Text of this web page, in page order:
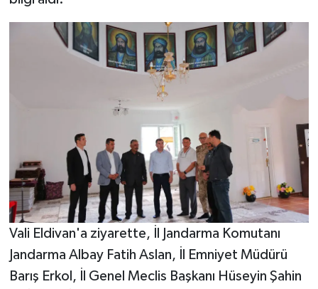
Vali Eldivan'a ziyarette, İl Jandarma Komutanı
Jandarma Albay Fatih Aslan, İl Emniyet Müdürü
Barış Erkol, İl Genel Meclis Başkanı Hüseyin Şahin